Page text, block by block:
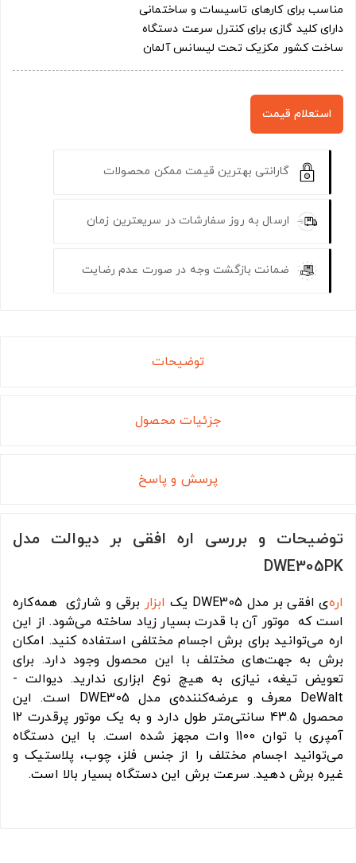
مناسب برای کارهای تاسیسات و ساختمانی
دارای کلید گازی برای کنترل سرعت دستگاه
ساخت کشور مکزیک تحت لیسانس آلمان
استعلام قیمت
گارانتی بهترین قیمت ممکن محصولات
ارسال به روز سفارشات در سریعترین زمان
ضمانت بازگشت وجه در صورت عدم رضایت
توضیحات
جزئیات محصول
پرسش و پاسخ
توضیحات و بررسی اره افقی بر دیوالت مدل
DWE305PK
اره‌ی افقی‌ بر مدل DWE305 یک ابزار برقی و شارژی همه‌کاره
است که موتور آن با قدرت بسیار زیاد ساخته می‌شود. از این
اره می‌توانید برای برش اجسام مختلفی استفاده کنید. امکان
برش به جهت‌های مختلف با این محصول وجود دارد. برای
تعویض تیغه، نیازی به هیچ نوع ابزاری ندارید. دیوالت -
DeWalt معرف و عرضه‌کننده‌ی مدل DWE305 است. این
محصول 43.5 سانتی‌متر طول دارد و به یک موتور پرقدرت 12
آمپری با توان 1100 وات مجهز شده است. با این دستگاه
می‌توانید اجسام مختلف را از جنس فلز، چوب، پلاستیک و
غیره برش دهید. سرعت برش این دستگاه بسیار بالا است.